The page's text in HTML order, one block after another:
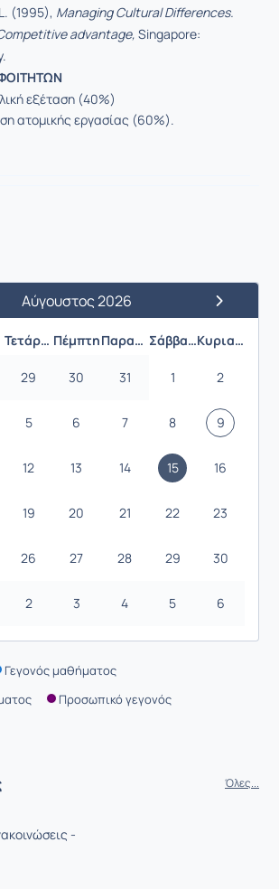
(1995), Managing Cultural Differences.
advantage, Singapore:
εξέταση (40%)
ατομικής εργασίας (60%).
Μήνας
Αύγουστος 2026
Επόμενος
Τετάρτη Πέμπτη Παρασκευή Σάββατο Κυριακή
29 30 31 1 2
5 6 7 8 9
12 13 14 15 16
19 20 21 22 23
26 27 28 29 30
2 3 4 5 6
Γεγονός μαθήματος
Προσωπικό γεγονός
Όλες...
-